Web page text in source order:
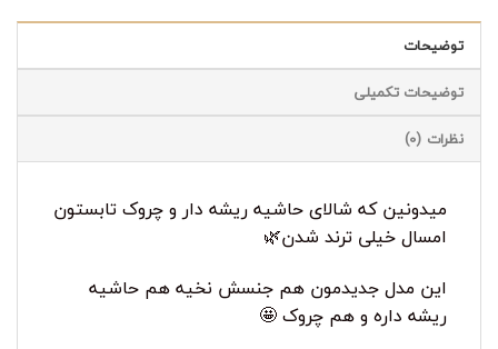
توضیحات
توضیحات تکمیلی
نظرات (0)
میدونین که شالای حاشیه ریشه دار و چروک تابستون
امسال خیلی ترند شدن🌿
این مدل جدیدمون هم جنسش نخیه هم حاشیه
ریشه داره و هم چروک 🤩